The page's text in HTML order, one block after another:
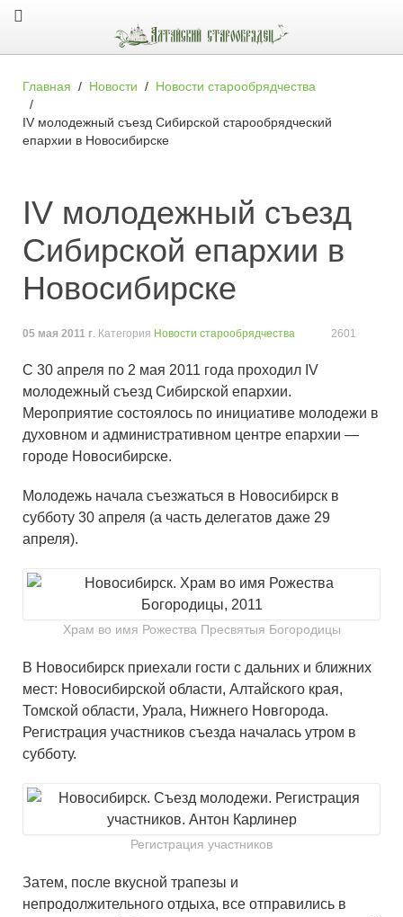
Главная Новости Новости старообрядчества
IV молодежный съезд Cибирской старообрядческий
епархии в Новосибирске
IV молодежный съезд
Cибирской епархии в
Новосибирске
05 мая 2011 г. Категория Новости старообрядчества 2601
С 30 апреля по 2 мая 2011 года проходил IV
молодежный съезд Сибирской епархии.
Мероприятие состоялось по инициативе молодежи в
духовном и административном центре епархии —
городе Новосибирске.
Молодежь начала съезжаться в Новосибирск в
субботу 30 апреля (а часть делегатов даже 29
апреля).
Храм во имя Рожества Пресвятыя Богородицы
В Новосибирск приехали гости с дальних и ближних
мест: Новосибирской области, Алтайского края,
Томской области, Урала, Нижнего Новгорода.
Регистрация участников съезда началась утром в
субботу.
Регистрация участников
Затем, после вкусной трапезы и
непродолжительного отдыха, все отправились в